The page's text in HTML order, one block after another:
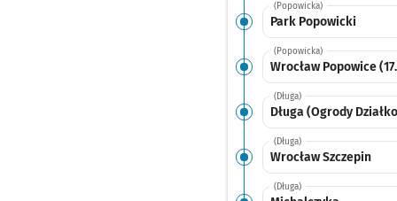
(Popowicka)
Park Popowicki
(Popowicka)
Wrocław Popowice
(Długa)
Długa (Ogrody
(Długa)
Wrocław Szczepin
(Długa)